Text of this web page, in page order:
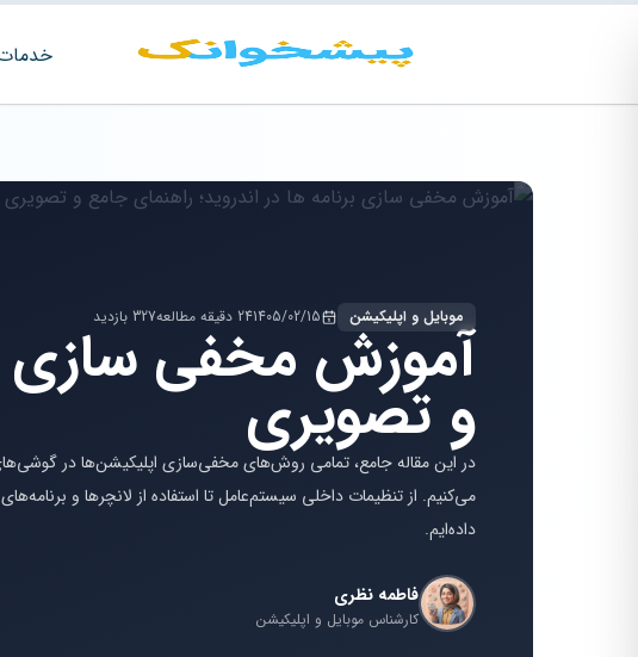
موبایل و اپلیکیشن 1405/02/1524 دقیقه مطالعه 327 بازدید
آموزش مخفی سازی
و تصویری
در این مقاله جامع، تمامی روش‌های مخفی‌سازی اپلیکیشن‌ها در
می‌کنیم. از تنظیمات داخلی سیستم‌عامل تا استفاده از لانچرها و
داده‌ایم.
فاطمه نظری
کارشناس موبایل و اپلیکیشن